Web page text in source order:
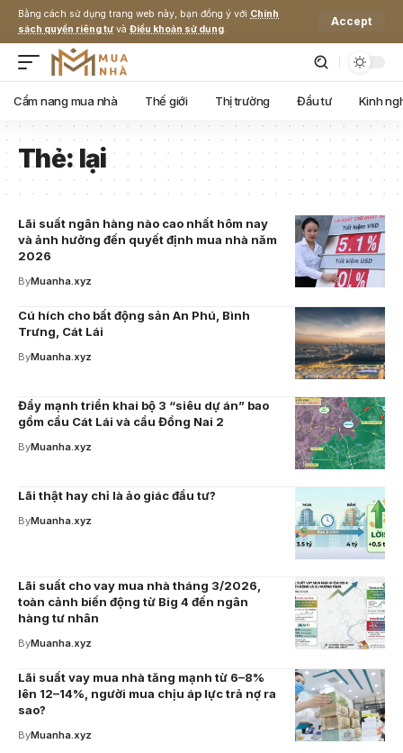
Bằng cách sử dụng trang web này, bạn đồng ý với Chính
sách quyền riêng tư và Điều khoản sử dụng.
Accept
Cẩm nang mua nhà Thế giới Thị trường Đầu tư Kinh
Thẻ:lại
Lãi suất ngân hàng nào cao nhất hôm nay
và ảnh hưởng đến quyết định mua nhà năm
2026
ByMuanha.xyz
Cú hích cho bất động sản An Phú, Bình
Trưng, Cát Lái
ByMuanha.xyz
Đẩy mạnh triển khai bộ 3 “siêu dự án” bao
gồm cầu Cát Lái và cầu Đồng Nai 2
ByMuanha.xyz
Lãi thật hay chỉ là ảo giác đầu tư?
ByMuanha.xyz
Lãi suất cho vay mua nhà tháng 3/2026,
toàn cảnh biến động từ Big 4 đến ngân
hàng tư nhân
ByMuanha.xyz
Lãi suất vay mua nhà tăng mạnh từ 6–8%
lên 12–14%, người mua chịu áp lực trả nợ ra
sao?
ByMuanha.xyz